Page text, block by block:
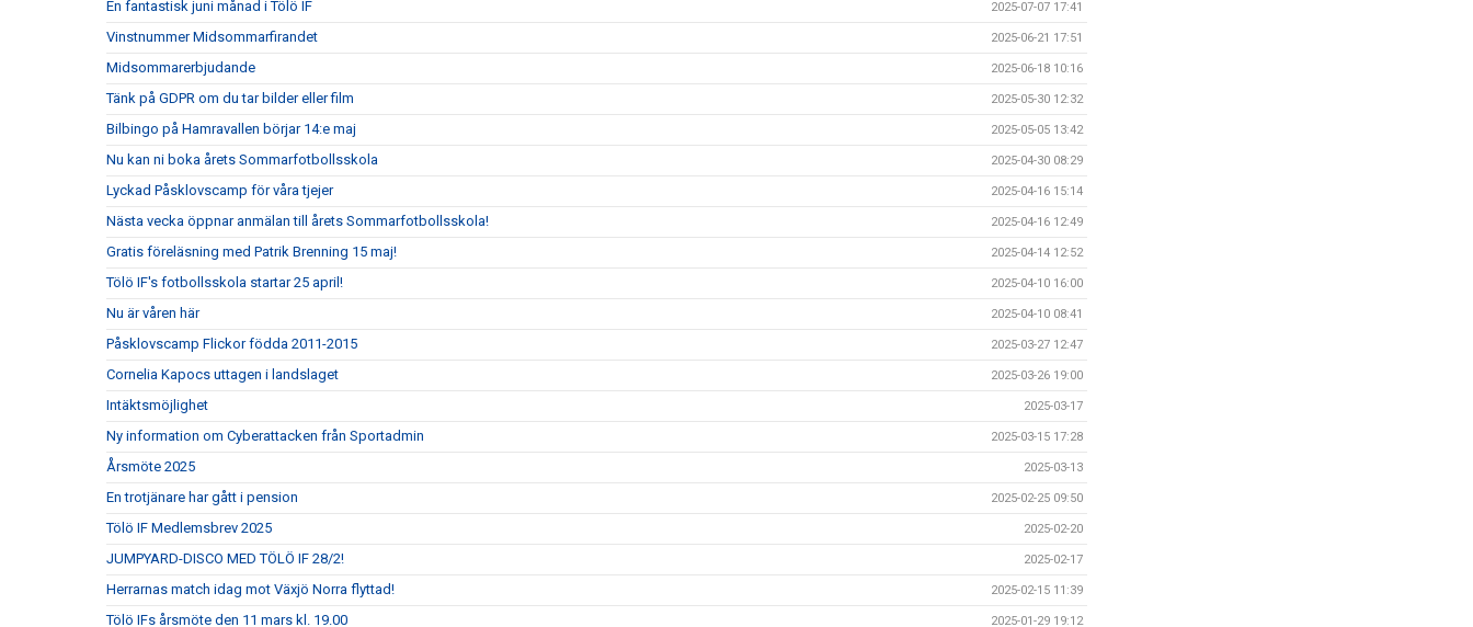
En fantastisk juni månad i Tölö IF 2025-07-07 17:41
Vinstnummer Midsommarfirandet 2025-06-21 17:51
Midsommarerbjudande 2025-06-18 10:16
Tänk på GDPR om du tar bilder eller film 2025-05-30 12:32
Bilbingo på Hamravallen börjar 14:e maj 2025-05-05 13:42
Nu kan ni boka årets Sommarfotbollsskola 2025-04-30 08:29
Lyckad Påsklovscamp för våra tjejer 2025-04-16 15:14
Nästa vecka öppnar anmälan till årets Sommarfotbollsskola! 2025-04-16 12:49
Gratis föreläsning med Patrik Brenning 15 maj! 2025-04-14 12:52
Tölö IF's fotbollsskola startar 25 april! 2025-04-10 16:00
Nu är våren här 2025-04-10 08:41
Påsklovscamp Flickor födda 2011-2015 2025-03-27 12:47
Cornelia Kapocs uttagen i landslaget 2025-03-26 19:00
Intäktsmöjlighet 2025-03-17
Ny information om Cyberattacken från Sportadmin 2025-03-15 17:28
Årsmöte 2025 2025-03-13
En trotjänare har gått i pension 2025-02-25 09:50
Tölö IF Medlemsbrev 2025 2025-02-20
JUMPYARD-DISCO MED TÖLÖ IF 28/2! 2025-02-17
Herrarnas match idag mot Växjö Norra flyttad! 2025-02-15 11:39
Tölö IFs årsmöte den 11 mars kl. 19.00 2025-01-29 19:12